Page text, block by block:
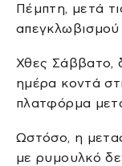
Πέμπτη, μετά
Χθες Σάββατο,
ημέρα κοντά
πλατφόρμα
Ωστόσο, η
με ρυμουλκό